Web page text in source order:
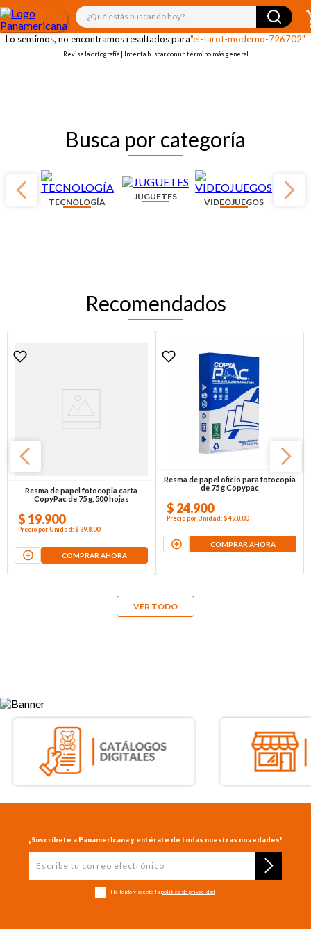
¿Qué estás buscando hoy?
¡OOPS!
Lo sentimos, no encontramos resultados para"el-tarot-moderno-726702"
Revisa la ortografía | Intenta buscar con un término más general
Busca por categoría
TECNOLOGÍA
JUGUETES
VIDEOJUEGOS
Recomendados
Resma de papel fotocopia carta
CopyPac de 75 g, 500 hojas
$ 19.900
Precio porUnidad:$ 39,8.00
COMPRAR AHORA
Resma de papel oficio para fotocopia
de 75 g Copypac
$ 24.900
Precio porUnidad:$ 49,8.00
COMPRAR AHORA
VER TODO
¡Suscríbete a Panamericana y entérate de todas nuestras novedades!
He leído y acepto la política de privacidad